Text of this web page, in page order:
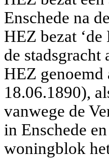
Enschede na
HEZ bezat
de stadsgracht
HEZ genoemd
18.06.1890),
vanwege de
in Enschede
woningblok